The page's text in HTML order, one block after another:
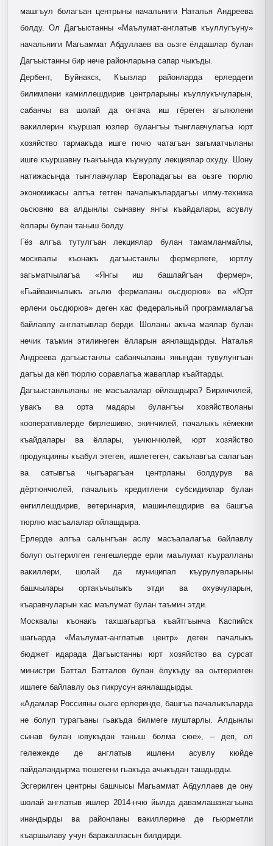
машгъул болагъан центрыны начальниги Наталья Андреева
болду. Ол Дагъыстанны «Маълумат-анг­латыв къуллугъуну»
начальниги Магьаммат Абдуллаев ва оьзге ёлдашлар булан
Дагъыстанны бир нече районларына сапар чыкъды.
Дербент, Буйнакск, Къызлар районларда ерлердеги
билимлени камиллешдирив центрларыны къуллукъчуларын,
сабанчы ва шолай да онгача иш гёреген агьлюлени
вакиллерин къуршап юзлер булангъы тынглавчулагъа юрт
хозяйство тармакъда ишге гючю чатагъан загьматчыланы
ишге къуршавну гьакъында къужурлу лекциялар охуду. Шону
натижасында тынглавчулар Европадагъы ва оьзге тюрлю
экономикасы алгъа гетген пачалыкълардагъы илму-техника
оьсювню ва алдынлы сынавну янгы къайдалары, асувлу
ёллары булан таныш болду.
Гёз алгъа тутулгъан лекциялар булан тамамланмайлы,
москвалы къонакъ дагъыстанлы фермерлеге, юртлу
загьматчылагъа «Янгы иш башлайгъан фермер»,
«Гьайванчылыкъ агьлю фермаланы оьсдюрюв» ва «Юрт
ерлени оьсдюрюв» деген хас федеральный программалагъа
байлавлу англатывлар берди. Шоланы акъча маялар булан
нечик таъмин этилинеген ёлларын аянлашдырды. Наталья
Андреева дагъыстанлы сабанчыланы янындан тувулунгъан
дагъы да кёп тюрлю соравлагъа жаваплар къайтарды.
Дагъыстанлыланы не масъалалар ойлашдыра? Биринчилей,
увакъ ва орта мадары булангъы хозяйстволаны
кооперативлерде бирлешивю, экинчилей, пачалыкъ кёмекни
къайдалары ва ёллары, уьчюнчюлей, юрт хозяйство
продукцияны къабул этеген, ишлетеген, сакълавгъа салагъан
ва сатывгъа чыгъарагъан центрланы болдурув ва
дёртюнчюлей, пачалыкъ кредитлени субсидиялар булан
енгиллешдирив, ветеринария, машинлешдирив ва башгъа
тюрлю масъалалар ойлашдыра.
Ерлерде алгъа салынгъан аслу масъалалагъа байлавлу
болуп оьтгерилген генгешлерде ерли маълумат къуралланы
вакиллери, шолай да муниципал къурулувларыны
башчылары ортакъчылыкъ этди ва охувчуларын,
къаравчуларын хас маълумат булан таъмин этди.
Москвалы къонакъ тахшагьаргъа къайтгъынча Каспийск
шагьарда «Маълумат-англатыв центр» деген пачалыкъ
бюджет идарада Дагъыстанны юрт хозяйство ва сурсат
министри Баттал Батталов булан ёлукъду ва оьтгерилген
ишлеге байлавлу оьз пикрусун аянлашдырды.
«Адамлар Россияны оьзге ерлеринде, башгъа пачалыкъларда
не болуп турагъаны гьакъда билмеге муштарлы. Алдынлы
сынав булан ювукъдан таныш болма сюе», – деп, ол
гележекде де англатыв ишлени асувлу кюйде
пайдаландырма тюшегени гьакъда ачыкъдан ташдырды.
Эсгерилген центрны башчысы Магьаммат Абдуллаев де ону
шолай англатыв ишлер 2014-нчю йылда давамлашажагъына
инандырды ва районланы вакиллерине де гьюрметли
къаршылаву учун баракалласын билдирди.